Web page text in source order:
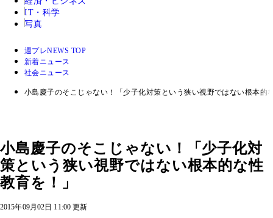
IT・科学
写真
週プレNEWS TOP
新着ニュース
社会ニュース
小島慶子のそこじゃない！「少子化対策という狭い視野ではない根本的
小島慶子のそこじゃない！「少子化対
策という狭い視野ではない根本的な性
教育を！」
2015年09月02日 11:00 更新